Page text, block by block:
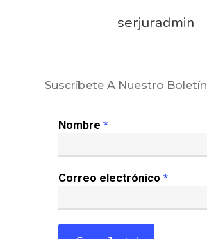
serjuradmin
Suscríbete A Nuestro Boletín
Nombre *
Correo electrónico *